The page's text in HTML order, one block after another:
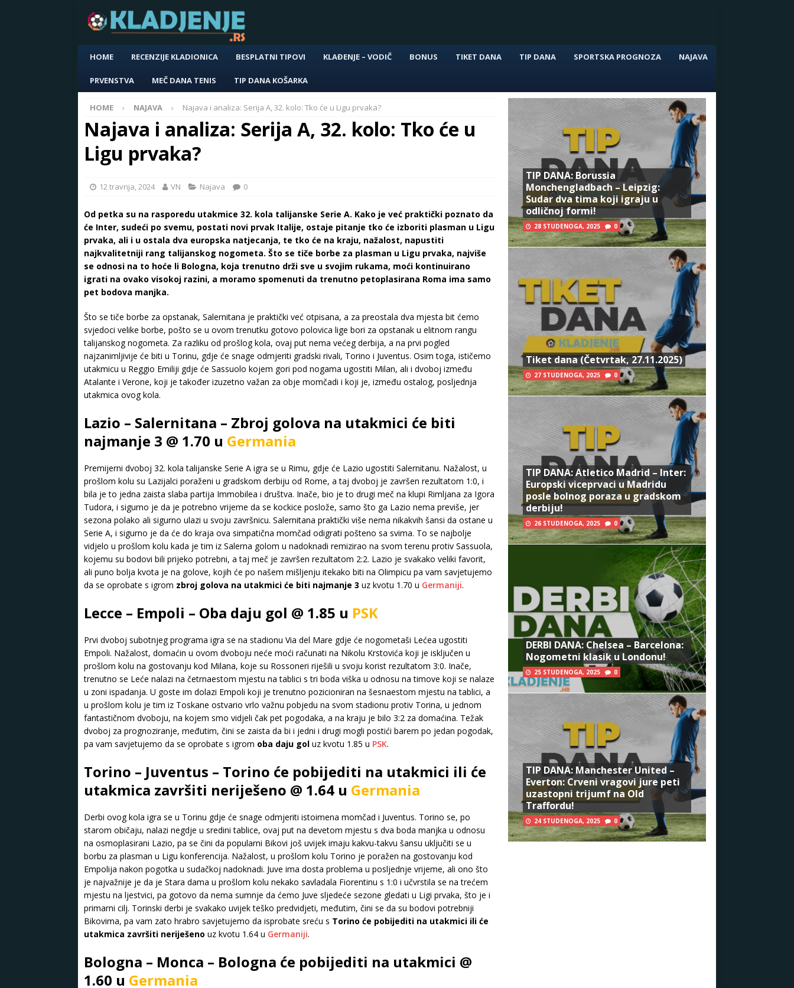
HOME RECENZIJE KLADIONICA BESPLATNI TIPOVI KLAĐENJE – VODIČ BONUS TIKET DANA TIP DANA SPORTSKA PROGNOZA NAJAVA
PRVENSTVA MEČ DANA TENIS TIP DANA KOŠARKA
HOME NAJAVA Najava i analiza: Serija A, 32. kolo: Tko će u Ligu prvaka?
Najava i analiza: Serija A, 32. kolo: Tko će u
Ligu prvaka?
12 travnja, 2024 VN Najava 0
Od petka su na rasporedu utakmice 32. kola talijanske Serie A. Kako je već praktički poznato da
će Inter, sudeći po svemu, postati novi prvak Italije, ostaje pitanje tko će izboriti plasman u Ligu
prvaka, ali i u ostala dva europska natjecanja, te tko će na kraju, nažalost, napustiti
najkvalitetniji rang talijanskog nogometa. Što se tiče borbe za plasman u Ligu prvaka, najviše
se odnosi na to hoće li Bologna, koja trenutno drži sve u svojim rukama, moći kontinuirano
igrati na ovako visokoj razini, a moramo spomenuti da trenutno petoplasirana Roma ima samo
pet bodova manjka.
Što se tiče borbe za opstanak, Salernitana je praktički već otpisana, a za preostala dva mjesta bit ćemo
svjedoci velike borbe, pošto se u ovom trenutku gotovo polovica lige bori za opstanak u elitnom rangu
talijanskog nogometa. Za razliku od prošlog kola, ovaj put nema većeg derbija, a na prvi pogled
najzanimljivije će biti u Torinu, gdje će snage odmjeriti gradski rivali, Torino i Juventus. Osim toga, ističemo
utakmicu u Reggio Emiliji gdje će Sassuolo kojem gori pod nogama ugostiti Milan, ali i dvoboj između
Atalante i Verone, koji je također izuzetno važan za obje momčadi i koji je, između ostalog, posljednja
utakmica ovog kola.
Lazio – Salernitana – Zbroj golova na utakmici će biti
najmanje 3 @ 1.70 u Germania
Premijerni dvoboj 32. kola talijanske Serie A igra se u Rimu, gdje će Lazio ugostiti Salernitanu. Nažalost, u
prošlom kolu su Lazijalci poraženi u gradskom derbiju od Rome, a taj dvoboj je završen rezultatom 1:0, i
bila je to jedna zaista slaba partija Immobilea i društva. Inače, bio je to drugi meč na klupi Rimljana za Igora
Tudora, i sigurno je da je potrebno vrijeme da se kockice poslože, samo što ga Lazio nema previše, jer
sezona polako ali sigurno ulazi u svoju završnicu. Salernitana praktički više nema nikakvih šansi da ostane u
Serie A, i sigurno je da će do kraja ova simpatična momčad odigrati pošteno sa svima. To se najbolje
vidjelo u prošlom kolu kada je tim iz Salerna golom u nadoknadi remizirao na svom terenu protiv Sassuola,
kojemu su bodovi bili prijeko potrebni, a taj meč je završen rezultatom 2:2. Lazio je svakako veliki favorit,
ali puno bolja kvota je na golove, kojih će po našem mišljenju itekako biti na Olimpicu pa vam savjetujemo
da se oprobate s igrom zbroj golova na utakmici će biti najmanje 3 uz kvotu 1.70 u Germaniji.
Lecce – Empoli – Oba daju gol @ 1.85 u PSK
Prvi dvoboj subotnjeg programa igra se na stadionu Via del Mare gdje će nogometaši Lećea ugostiti
Empoli. Nažalost, domaćin u ovom dvoboju neće moći računati na Nikolu Krstovića koji je isključen u
prošlom kolu na gostovanju kod Milana, koje su Rossoneri riješili u svoju korist rezultatom 3:0. Inače,
trenutno se Leće nalazi na četrnaestom mjestu na tablici s tri boda viška u odnosu na timove koji se nalaze
u zoni ispadanja. U goste im dolazi Empoli koji je trenutno pozicioniran na šesnaestom mjestu na tablici, a
u prošlom kolu je tim iz Toskane ostvario vrlo važnu pobjedu na svom stadionu protiv Torina, u jednom
fantastičnom dvoboju, na kojem smo vidjeli čak pet pogodaka, a na kraju je bilo 3:2 za domaćina. Težak
dvoboj za prognoziranje, međutim, čini se zaista da bi i jedni i drugi mogli postići barem po jedan pogodak,
pa vam savjetujemo da se oprobate s igrom oba daju gol uz kvotu 1.85 u PSK.
Torino – Juventus – Torino će pobijediti na utakmici ili će
utakmica završiti neriješeno @ 1.64 u Germania
Derbi ovog kola igra se u Torinu gdje će snage odmjeriti istoimena momčad i Juventus. Torino se, po
starom običaju, nalazi negdje u sredini tablice, ovaj put na devetom mjestu s dva boda manjka u odnosu
na osmoplasirani Lazio, pa se čini da popularni Bikovi još uvijek imaju kakvu-takvu šansu uključiti se u
borbu za plasman u Ligu konferencija. Nažalost, u prošlom kolu Torino je poražen na gostovanju kod
Empolija nakon pogotka u sudačkoj nadoknadi. Juve ima dosta problema u posljednje vrijeme, ali ono što
je najvažnije je da je Stara dama u prošlom kolu nekako savladala Fiorentinu s 1:0 i učvrstila se na trećem
mjestu na ljestvici, pa gotovo da nema sumnje da ćemo Juve sljedeće sezone gledati u Ligi prvaka, što je i
primarni cilj. Torinski derbi je svakako uvijek teško predvidjeti, međutim, čini se da su bodovi potrebniji
Bikovima, pa vam zato hrabro savjetujemo da isprobate sreću s Torino će pobijediti na utakmici ili će
utakmica završiti neriješeno uz kvotu 1.64 u Germaniji.
Bologna – Monca – Bologna će pobijediti na utakmici @
1.60 u Germania
TIP DANA: Borussia
Monchengladbach – Leipzig:
Sudar dva tima koji igraju u
odličnoj formi!
28 STUDENOGA, 2025 0
Tiket dana (Četvrtak, 27.11.2025)
27 STUDENOGA, 2025 0
TIP DANA: Atletico Madrid – Inter:
Europski viceprvaci u Madridu
posle bolnog poraza u gradskom
derbiju!
26 STUDENOGA, 2025 0
DERBI DANA: Chelsea – Barcelona:
Nogometni klasik u Londonu!
25 STUDENOGA, 2025 0
TIP DANA: Manchester United –
Everton: Crveni vragovi jure peti
uzastopni trijumf na Old
Traffordu!
24 STUDENOGA, 2025 0